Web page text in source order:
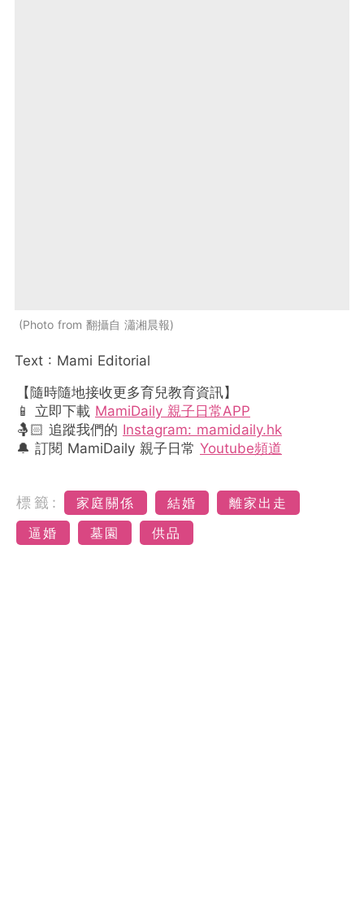
Photo from 翻攝自 瀟湘晨報
Text : Mami Editorial
【隨時隨地接收更多育兒教育資訊】
📱 立即下載 MamiDaily 親子日常APP
🤱🏻 追蹤我們的 Instagram: mamidaily.hk
🔔 訂閱 MamiDaily 親子日常 Youtube頻道
標籤: 家庭關係 結婚
離家出走
逼婚
墓園 供品